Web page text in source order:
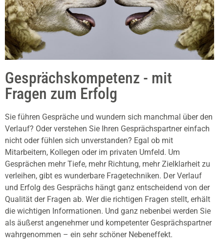
Gesprächskompetenz - mit
Fragen zum Erfolg
Sie führen Gespräche und wundern sich manchmal über den
Verlauf? Oder verstehen Sie Ihren Gesprächspartner einfach
nicht oder fühlen sich unverstanden? Egal ob mit
Mitarbeitern, Kollegen oder im privaten Umfeld. Um
Gesprächen mehr Tiefe, mehr Richtung, mehr Zielklarheit zu
verleihen, gibt es wunderbare Fragetechniken. Der Verlauf
und Erfolg des Gesprächs hängt ganz entscheidend von der
Qualität der Fragen ab. Wer die richtigen Fragen stellt, erhält
die wichtigen Informationen. Und ganz nebenbei werden Sie
als äußerst angenehmer und kompetenter Gesprächspartner
wahrgenommen – ein sehr schöner Nebeneffekt.